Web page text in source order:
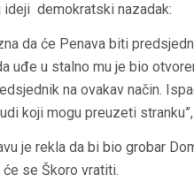
ideji demokratski nazadak:
da će Penava biti
uđe u stalno mu je bio
na ovakav način.
koji mogu preuzeti
je rekla da bi bio grobar
će se Škoro vratiti.